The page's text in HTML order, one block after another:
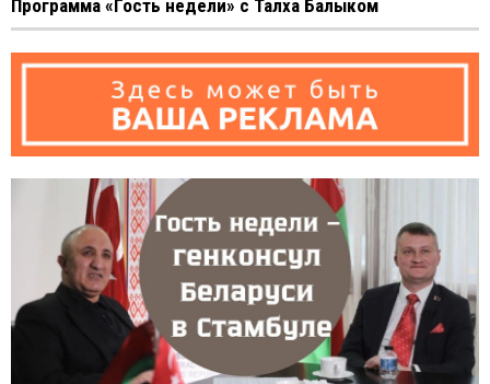
Программа «Гость недели» с Талха Балыком